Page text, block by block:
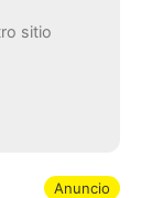
sitio
Anuncio